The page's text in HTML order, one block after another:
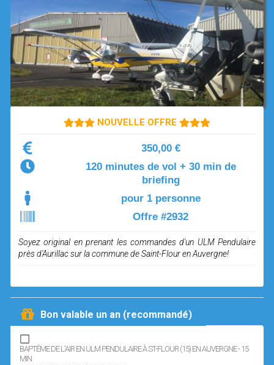
OPEN SUBMENU (SIMULATEUR)
SIMULATEUR
OPEN SUBMENU (DRÔNE)
DRÔNE
NOUVELLE OFFRE
350,00 €
120 minutes de vol + 30 min de
briefing
pour 1 personne
Offre #2932
Soyez original en prenant les commandes d'un ULM Pendulaire
près d'Aurillac sur la commune de Saint-Flour en Auvergne!
Bon valable un an (recommandé)
BAPTÊME DE L'AIR EN ULM PENDULAIRE À ST-FLOUR (15) EN AUVERGNE - 15
MIN